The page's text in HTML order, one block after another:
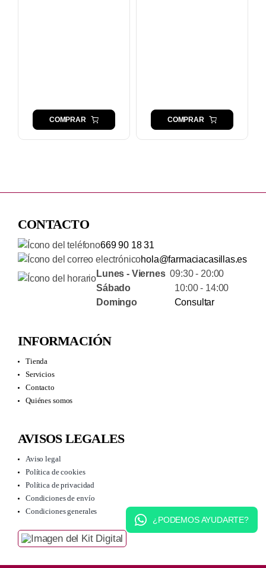
COMPRAR COMPRAR
CONTACTO
669 90 18 31
hola@farmaciacasillas.es
Lunes - Viernes09:30 - 20:00
Sábado 10:00 - 14:00
Domingo
Consultar
INFORMACIÓN
Tienda
Servicios
Contacto
Quiénes somos
AVISOS LEGALES
Aviso legal
Política de cookies
Política de privacidad
Condiciones de envío
Condiciones generales
¿PODEMOS AYUDARTE?